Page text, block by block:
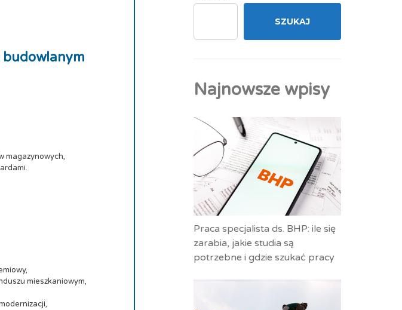
budowlanym
magazynowych,
mieszkaniowym,
SZUKAJ
Najnowsze wpisy
Praca specjalista ds. BHP: ile się
zarabia, jakie studia są
potrzebne i gdzie szukać pracy